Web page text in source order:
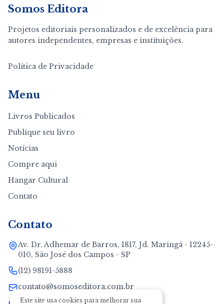
Somos Editora
Projetos editoriais personalizados e de excelência para
autores independentes, empresas e instituições.
Política de Privacidade
Menu
Livros Publicados
Publique seu livro
Notícias
Compre aqui
Hangar Cultural
Contato
Contato
Av. Dr. Adhemar de Barros, 1817, Jd. Maringá - 12245-
010, São José dos Campos - SP
(12) 98191-5888
contato@somoseditora.com.br
Este site usa cookies para melhorar sua